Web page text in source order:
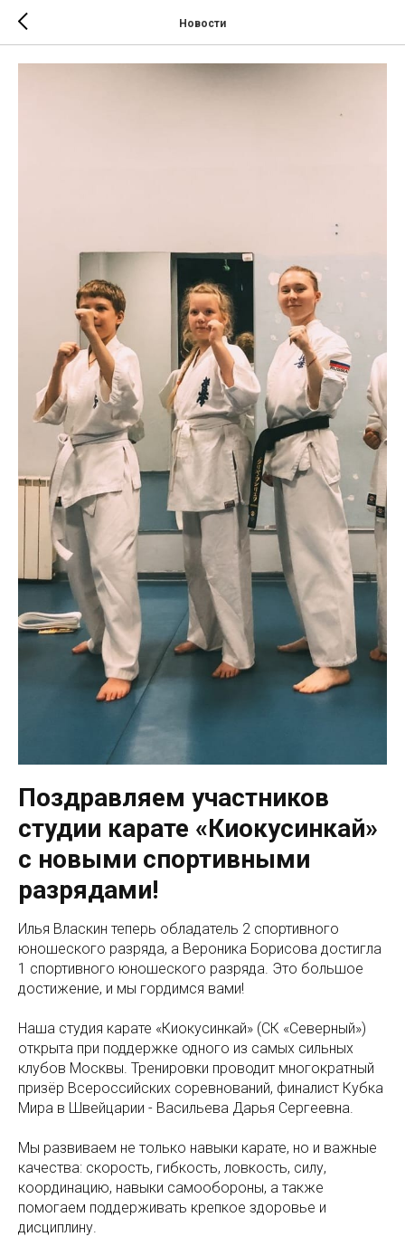
Новости
Поздравляем участников
студии карате «Киокусинкай»
с новыми спортивными
разрядами!
Илья Власкин теперь обладатель 2 спортивного
юношеского разряда, а Вероника Борисова достигла
1 спортивного юношеского разряда. Это большое
достижение, и мы гордимся вами!
Наша студия карате «Киокусинкай» (СК «Северный»)
открыта при поддержке одного из самых сильных
клубов Москвы. Тренировки проводит многократный
призёр Всероссийских соревнований, финалист Кубка
Мира в Швейцарии - Васильева Дарья Сергеевна.
Мы развиваем не только навыки карате, но и важные
качества: скорость, гибкость, ловкость, силу,
координацию, навыки самообороны, а также
помогаем поддерживать крепкое здоровье и
дисциплину.